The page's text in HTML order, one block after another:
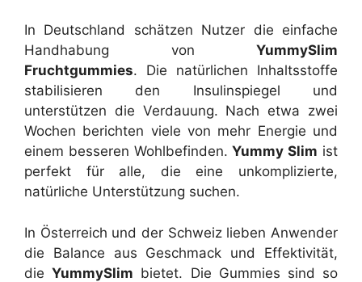
In Deutschland schätzen Nutzer die einfache
Handhabung von YummySlim
Fruchtgummies. Die natürlichen Inhaltsstoffe
stabilisieren den Insulinspiegel und
unterstützen die Verdauung. Nach etwa zwei
Wochen berichten viele von mehr Energie und
einem besseren Wohlbefinden.Yummy Slim ist
perfekt für alle, die eine unkomplizierte,
natürliche Unterstützung suchen.
In Österreich und der Schweiz lieben Anwender
die Balance aus Geschmack und Effektivität,
dieYummySlim bietet. Die Gummies sind so